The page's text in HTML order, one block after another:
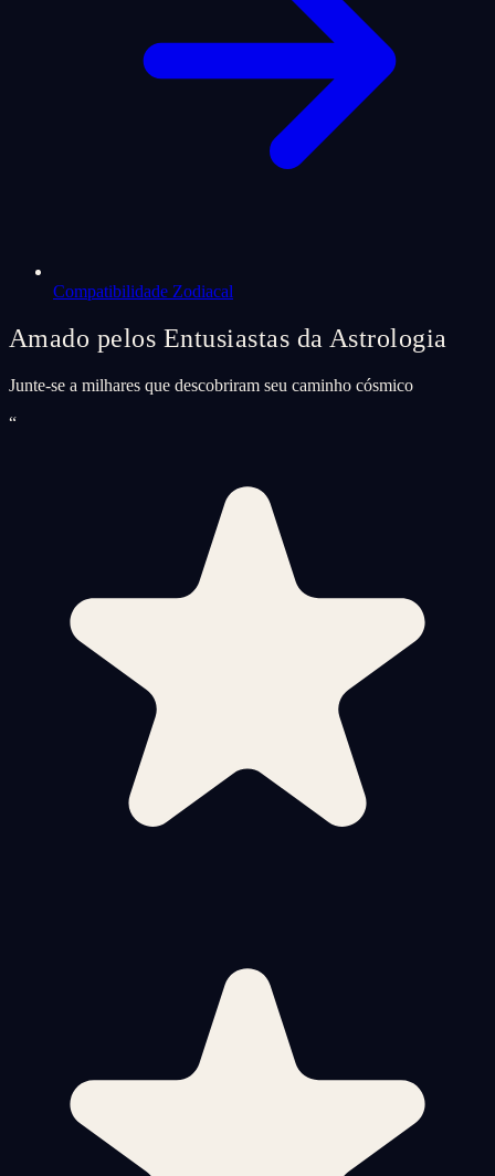
Compatibilidade Zodiacal
Amado pelos Entusiastas da Astrologia
Junte-se a milhares que descobriram seu caminho cósmico
“